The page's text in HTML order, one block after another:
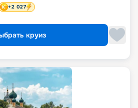
+2 027
круиз